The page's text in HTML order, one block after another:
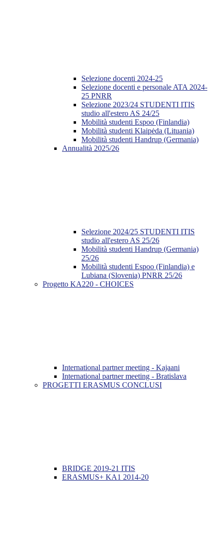
Selezione docenti 2024-25
Selezione docenti e personale ATA 2024-
25 PNRR
Selezione 2023/24 STUDENTI ITIS
studio all'estero AS 24/25
Mobilità studenti Espoo (Finlandia)
Mobilità studenti Klaipėda (Lituania)
Mobilità studenti Handrup (Germania)
Annualità 2025/26
Selezione 2024/25 STUDENTI ITIS
studio all'estero AS 25/26
Mobilità studenti Handrup (Germania)
25/26
Mobilità studenti Espoo (Finlandia) e
Lubiana (Slovenia) PNRR 25/26
Progetto KA220 - CHOICES
International partner meeting - Kajaani
International partner meeting - Bratislava
PROGETTI ERASMUS CONCLUSI
BRIDGE 2019-21 ITIS
ERASMUS+ KA1 2014-20